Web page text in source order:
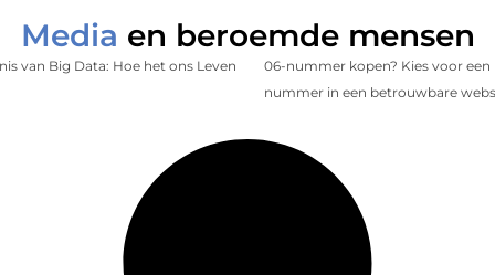
Media en beroemde mensen
van Big Data: Hoe het ons Leven
06-nummer kopen? Kies voor een
nummer in een betrouwbare